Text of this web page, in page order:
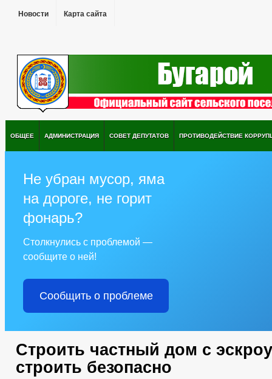
Новости Карта сайта
ОБЩЕЕ АДМИНИСТРАЦИЯ СОВЕТ ДЕПУТАТОВ ПРОТИВОДЕЙСТВИЕ
Не убран мусор, яма
на дороге, не горит
фонарь?
Столкнулись с проблемой —
сообщите о ней!
Сообщить о проблеме
Строить частный дом с
строить безопасно